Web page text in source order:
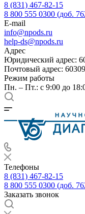
8 (831) 467-82-15
8 800 555 0300 (доб.
E-mail
info@npods.ru
help-ds@npods.ru
Адрес
Юридический адрес:
Почтовый адрес:
Режим работы
Пн. – Пт.: с 9:00 до
Телефоны
8 (831) 467-82-15
8 800 555 0300 (доб.
Заказать звонок